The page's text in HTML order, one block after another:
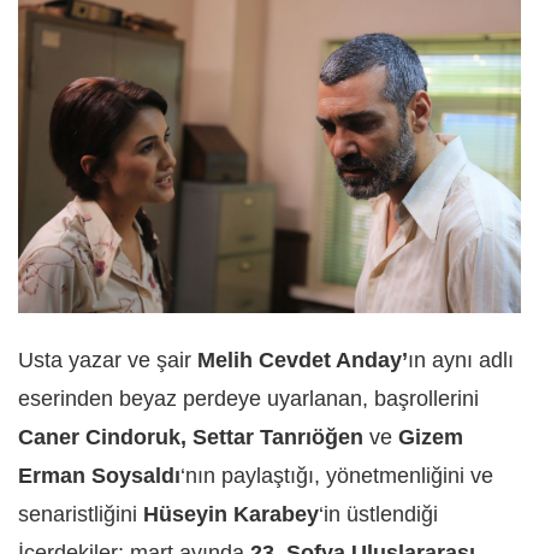
Usta yazar ve şair Melih Cevdet Anday’ın aynı adlı
eserinden beyaz perdeye uyarlanan, başrollerini
Caner Cindoruk, Settar Tanrıöğen ve Gizem
Erman Soysaldı‘nın paylaştığı, yönetmenliğini ve
senaristliğini Hüseyin Karabey‘in üstlendiği